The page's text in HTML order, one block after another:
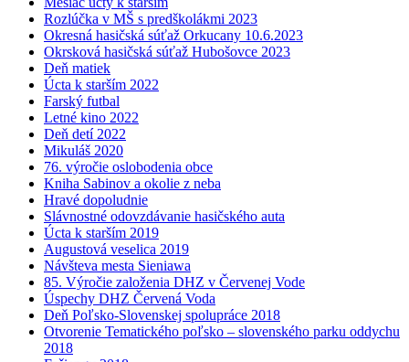
Rozlúčka v MŠ s predškolákmi 2023
Okresná hasičská súťaž Orkucany 10.6.2023
Okrsková hasičská súťaž Hubošovce 2023
Deň matiek
Úcta k starším 2022
Farský futbal
Letné kino 2022
Deň detí 2022
Mikuláš 2020
76. výročie oslobodenia obce
Kniha Sabinov a okolie z neba
Hravé dopoludnie
Slávnostné odovzdávanie hasičského auta
Úcta k starším 2019
Augustová veselica 2019
Návšteva mesta Sieniawa
85. Výročie založenia DHZ v Červenej Vode
Úspechy DHZ Červená Voda
Deň Poľsko-Slovenskej spolupráce 2018
Otvorenie Tematického poľsko – slovenského parku oddychu
2018